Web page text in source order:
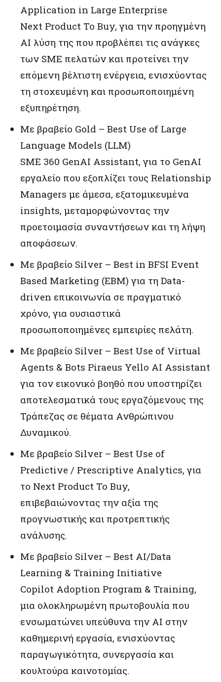
Application in Large Enterprise
Next Product To Buy, για την προηγμένη
AI λύση της που προβλέπει τις ανάγκες
των SME πελατών και προτείνει την
επόμενη βέλτιστη ενέργεια, ενισχύοντας
τη στοχευμένη και προσωποποιημένη
εξυπηρέτηση.
Με βραβείο Gold – Best Use of Large
Language Models (LLM)
SME 360 GenAI Assistant, για το GenAI
εργαλείο που εξοπλίζει τους Relationship
Managers με άμεσα, εξατομικευμένα
insights, μεταμορφώνοντας την
προετοιμασία συναντήσεων και τη λήψη
αποφάσεων.
Με βραβείο Silver – Best in BFSI Event
Based Marketing (EBM) για τη Data-
driven επικοινωνία σε πραγματικό
χρόνο, για ουσιαστικά
προσωποποιημένες εμπειρίες πελάτη.
Με βραβείο Silver – Best Use of Virtual
Agents & Bots Piraeus Yello AI Assistant
για τον εικονικό βοηθό που υποστηρίζει
αποτελεσματικά τους εργαζόμενους της
Τράπεζας σε θέματα Ανθρώπινου
Δυναμικού.
Με βραβείο Silver – Best Use of
Predictive / Prescriptive Analytics, για
το Next Product To Buy,
επιβεβαιώνοντας την αξία της
προγνωστικής και προτρεπτικής
ανάλυσης.
Με βραβείο Silver – Best AI/Data
Learning & Training Initiative
Copilot Adoption Program & Training,
μια ολοκληρωμένη πρωτοβουλία που
ενσωματώνει υπεύθυνα την AI στην
καθημερινή εργασία, ενισχύοντας
παραγωγικότητα, συνεργασία και
κουλτούρα καινοτομίας.